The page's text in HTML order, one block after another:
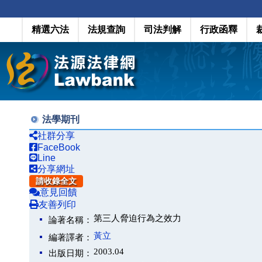
精選六法 法規查詢 司法判解 行政函釋
法學期刊
社群分享
FaceBook
Line
分享網址
請收錄全文
意見回饋
友善列印
論著名稱： 第三人脅迫行為之效力
編著譯者： 黃立
出版日期： 2003.04